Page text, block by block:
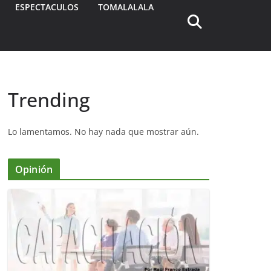
ESPECTACULOS TOMALALALA
Trending
Lo lamentamos. No hay nada que mostrar aún.
Opinión